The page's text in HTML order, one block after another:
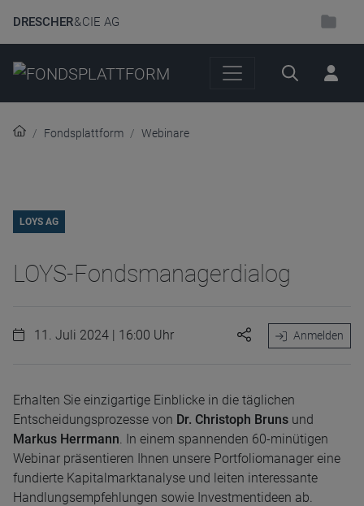
DRESCHER& CIE AG
Suche
Fondsplattform Webinare
LOYS AG
LOYS-Fondsmanagerdialog
11. Juli 2024 | 16:00 Uhr Anmelden
Erhalten Sie einzigartige Einblicke in die täglichen
Entscheidungsprozesse von Dr. Christoph Bruns und
Markus Herrmann. In einem spannenden 60-minütigen
Webinar präsentieren Ihnen unsere Portfoliomanager eine
fundierte Kapitalmarktanalyse und leiten interessante
Handlungsempfehlungen sowie Investmentideen ab.